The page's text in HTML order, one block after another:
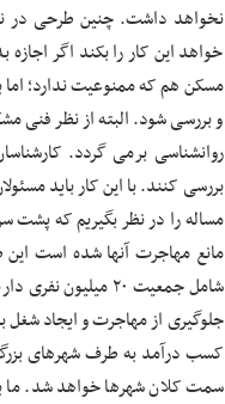
خواهد این کار را بکند اگر
مسکن هم که ممنوعیت ندارد؛ اما
و بررسی شود. البته از نظر فنی
روانشناسی برمی گردد.
بررسی کنند. با این کار باید
مساله را در نظر بگیریم که پشت
مانع مهاجرت آنها شده است
شامل جمعیت ۲۰
جلوگیری از مهاجرت و ایجاد شغل
کسب درآمد به طرف شهرهای
سمت کلان شهرها خواهد شد. ما